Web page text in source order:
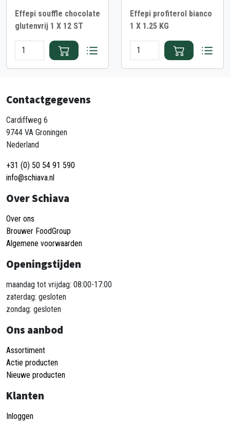
Effepi souffle chocolate
glutenvrij 1 X 12 ST
Effepi profiterol bianco
1 X 1.25 KG
Contactgegevens
Cardiffweg 6
9744 VA Groningen
Nederland
+31 (0) 50 54 91 590
info@schiava.nl
Over Schiava
Over ons
Brouwer FoodGroup
Algemene voorwaarden
Openingstijden
maandag tot vrijdag: 08:00-17:00
zaterdag: gesloten
zondag: gesloten
Ons aanbod
Assortiment
Actie producten
Nieuwe producten
Klanten
Inloggen